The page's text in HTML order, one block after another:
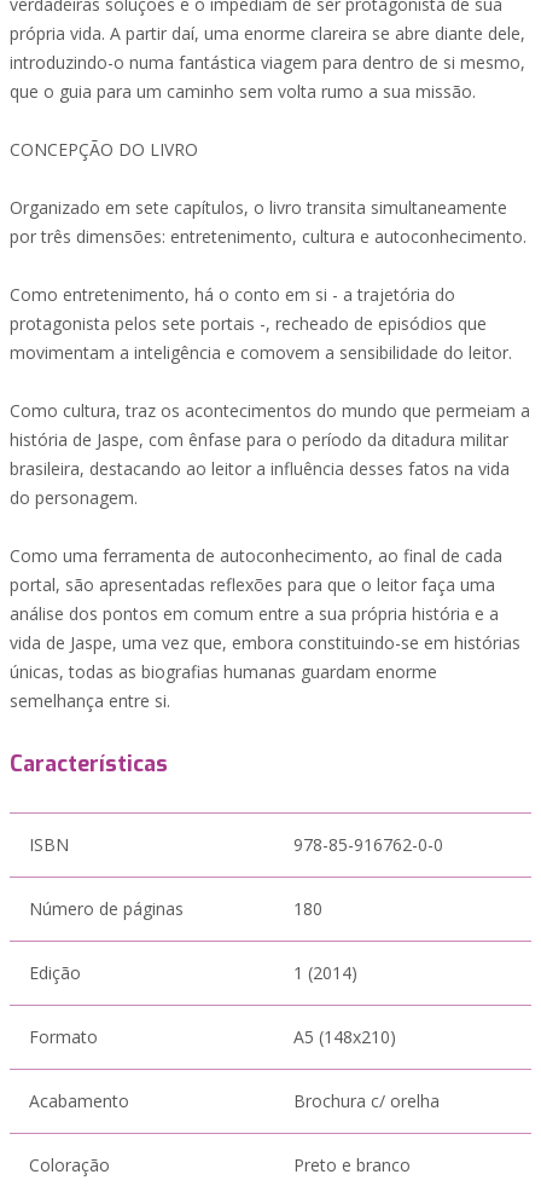
própria vida. A partir daí, uma enorme clareira se abre diante dele,
introduzindo-o numa fantástica viagem para dentro de si mesmo,
que o guia para um caminho sem volta rumo a sua missão.
CONCEPÇÃO DO LIVRO
Organizado em sete capítulos, o livro transita simultaneamente
por três dimensões: entretenimento, cultura e autoconhecimento.
Como entretenimento, há o conto em si - a trajetória do
protagonista pelos sete portais -, recheado de episódios que
movimentam a inteligência e comovem a sensibilidade do leitor.
Como cultura, traz os acontecimentos do mundo que permeiam a
história de Jaspe, com ênfase para o período da ditadura militar
brasileira, destacando ao leitor a influência desses fatos na vida
do personagem.
Como uma ferramenta de autoconhecimento, ao final de cada
portal, são apresentadas reflexões para que o leitor faça uma
análise dos pontos em comum entre a sua própria história e a
vida de Jaspe, uma vez que, embora constituindo-se em histórias
únicas, todas as biografias humanas guardam enorme
semelhança entre si.
Características
ISBN 978-85-916762-0-0
Número de páginas 180
Edição 1 (2014)
Formato A5 (148x210)
Acabamento Brochura c/ orelha
Coloração Preto e branco